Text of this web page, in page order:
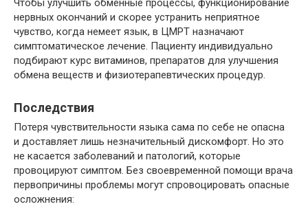
Чтобы улучшить обменные процессы, функционирование
нервных окончаний и скорее устранить неприятное
чувство, когда немеет язык, в ЦМРТ назначают
симптоматическое лечение. Пациенту индивидуально
подбирают курс витаминов, препаратов для улучшения
обмена веществ и физиотерапевтических процедур.
Последствия
Потеря чувствительности языка сама по себе не опасна
и доставляет лишь незначительный дискомфорт. Но это
не касается заболеваний и патологий, которые
провоцируют симптом. Без своевременной помощи врача
первопричины проблемы могут спровоцировать опасные
осложнения: